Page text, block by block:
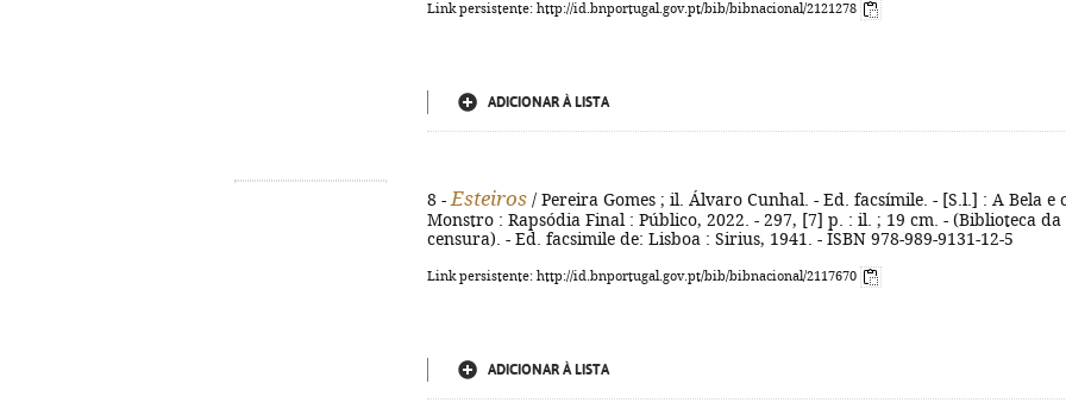
Link persistente: http://id.bnportugal.gov.pt/bib/bibnacional/2121278
ADICIONAR À LISTA
8 - Esteiros / Pereira Gomes ; il. Álvaro Cunhal. - Ed. facsímile. - [S.l.] : A Bela e
Monstro : Rapsódia Final : Público, 2022. - 297, [7] p. : il. ; 19 cm. - (Biblioteca da
censura). - Ed. facsimile de: Lisboa : Sirius, 1941. - ISBN 978-989-9131-12-5
Link persistente: http://id.bnportugal.gov.pt/bib/bibnacional/2117670
ADICIONAR À LISTA